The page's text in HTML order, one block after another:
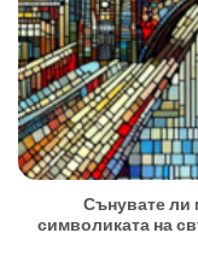
Сънувате ли
символиката на